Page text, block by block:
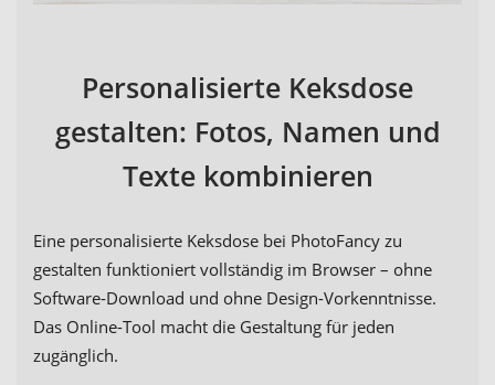
Personalisierte Keksdose
gestalten: Fotos, Namen und
Texte kombinieren
Eine personalisierte Keksdose bei PhotoFancy zu
gestalten funktioniert vollständig im Browser – ohne
Software-Download und ohne Design-Vorkenntnisse.
Das Online-Tool macht die Gestaltung für jeden
zugänglich.